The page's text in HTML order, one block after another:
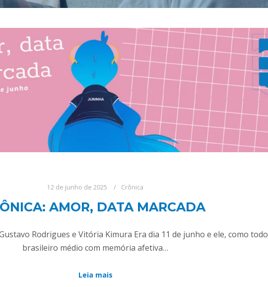
12 de junho de 2025 Crônica
AMOR, DATA MARCADA
Rodrigues e Vitória Kimura Era dia 11 de junho e ele, como todo
brasileiro médio com memória afetiva…
Leia mais